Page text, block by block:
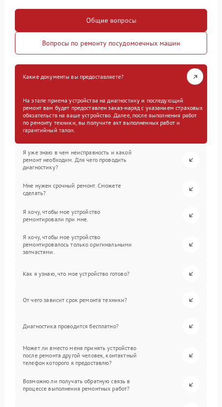
Общие вопросы
Вопросы по ремонту посудомоечных машин
Какие документы вы предоставляете?
На этапе приема устройства на диагностику и последующий
ремонт вам будет предоставлен заказ-наряд с указанием страховых
обязательств на ваше устройство. Далее, после выполнения работ
по ремонту техники, вы получите акт выполненных работ и
гарантийный талон.
Я уже знаю в чем неисправность и какой
ремонт необходим. Для чего проводить
диагностику?
Мне нужен срочный ремонт. Сможете
сделать?
Я хочу, чтобы мое устройство
ремонтировали при мне.
Я хочу, чтобы мое устройство
ремонтировалось только оригинальными
запчастями.
Как я узнаю, что мое устройство готово?
От чего зависит срок ремонта техники?
Диагностика проводится бесплатно?
Может ли вместо меня принять устройство
после ремонта другой человек, контактный
телефон которого я предоставлю?
Возможно ли получать обратную связь в
процессе выполнения ремонтных работ?